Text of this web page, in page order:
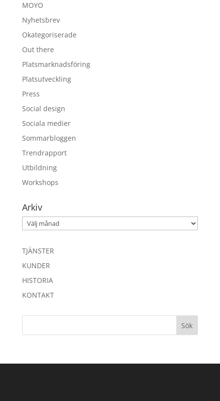
MOYO
Nyhetsbrev
Okategoriserade
Out there
Platsmarknadsföring
Platsutveckling
Press
Social design
Sociala medier
Sommarbloggen
Trendrapport
Utbildning
Workshops
Arkiv
Arkiv
TJÄNSTER
KUNDER
HISTORIA
KONTAKT